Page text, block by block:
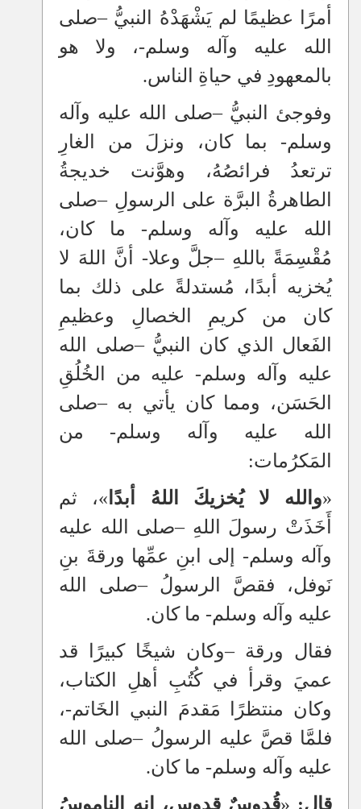
أمرًا عظيمًا لم يَشْهَدْهُ النبيُّ–صلى
الله عليه وآله وسلم-، ولا هو
بالمعهودِ في حياةِ الناس.
وفوجئ النبيُّ–صلى الله عليه وآله
وسلم- بما كان، ونزلَ من الغارِ
ترتعدُ فرائصُهُ، وهوَّنت خديجةُ
الطاهرةُ البرَّة على الرسولِ–صلى
الله عليه وآله وسلم- ما كان،
مُقْسِمَةً باللهِ–جلَّ وعلا- أنَّ اللهَ لا
يُخزيه أبدًا، مُستدلةً على ذلك بما
كان من كريمِ الخصالِ وعظيمِ
الفَعال الذي كان النبيُّ–صلى الله
عليه وآله وسلم- عليه من الخُلُقِ
الحَسَن، ومما كان يأتي به–صلى
الله عليه وآله وسلم- من
المَكرُمات:
«والله لا يُخزيكَ اللهُ أبدًا »، ثم
أَخَذَتْ رسولَ اللهِ–صلى الله عليه
وآله وسلم- إلى ابنِ عمِّها ورقةَ بنِ
نَوفل، فقصَّ الرسولُ–صلى الله
عليه وآله وسلم- ما كان.
فقال ورقة–وكان شيخًا كبيرًا قد
عميَ وقرأ في كُتُبِ أهلِ الكتاب،
وكان منتظرًا مَقدمَ النبي الخَاتم-،
فلمَّا قصَّ عليه الرسولُ–صلى الله
عليه وآله وسلم- ما كان.
قال: «قُدوسٌ قدوس، إنه الناموسُ